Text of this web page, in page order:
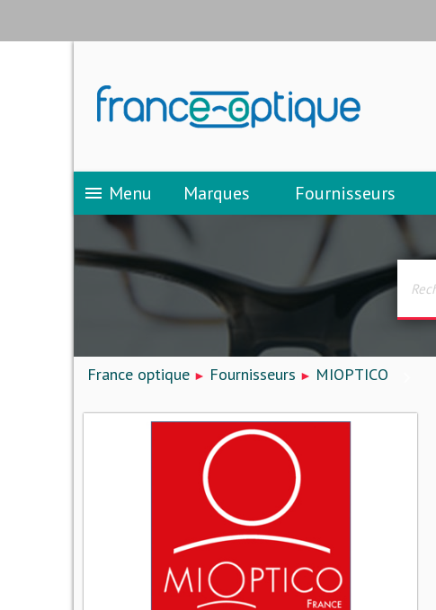
menu Menu Marques Fournisseurs
France optique Fournisseurs MIOPTICO